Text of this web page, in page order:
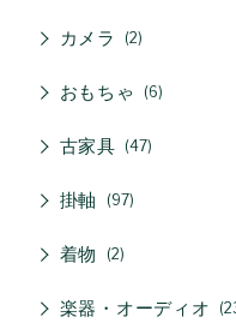
カメラ 2
おもちゃ 6
古家具 47
掛軸 97
着物 2
楽器・オーディオ